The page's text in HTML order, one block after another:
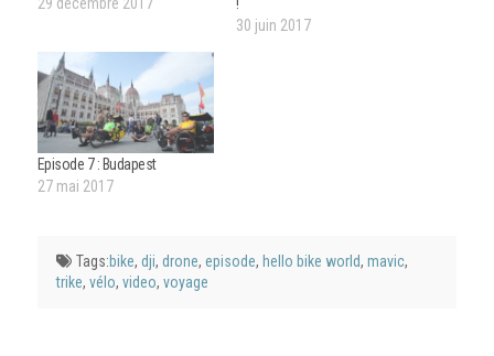
30 juin 2017
Episode 7 : Budapest
27 mai 2017
Tags:bike,dji,drone,episode, hello bike world,mavic,
trike,vélo,video,voyage